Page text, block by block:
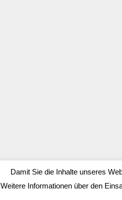
Damit Sie die Inhalte unseres
Weitere Informationen über den